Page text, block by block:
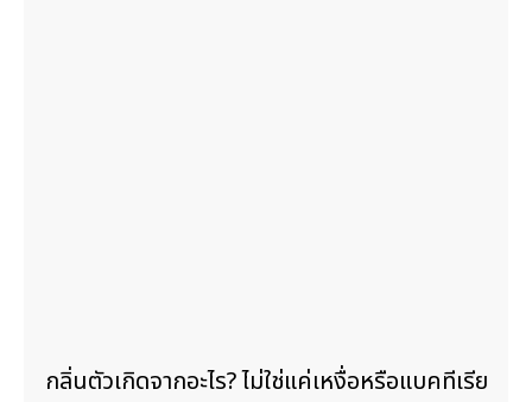
กลิ่นตัวเกิดจากอะไร? ไม่ใช่แค่เหงื่อหรือแบคทีเรีย